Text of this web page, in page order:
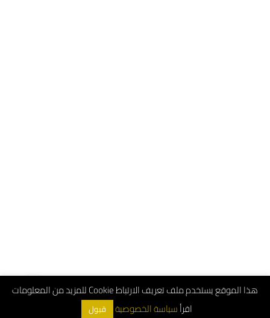
هذا الموقع يستخدم ملف تعريف الارتباط Cookie للمزيد من المعلومات
اقرأسياسة الخصوصية قبول